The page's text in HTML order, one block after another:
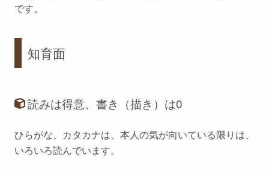
です。
知育面
読みは得意、書き（描き）は0
ひらがな、カタカナは、本人の気が向いている限りは、
いろいろ読んでいます。